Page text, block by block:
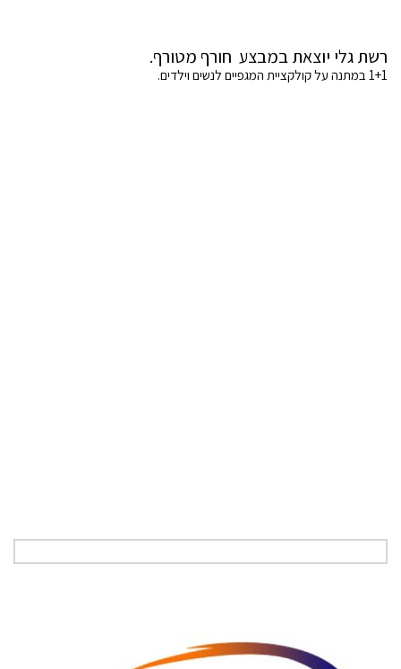
רשת גלי יוצאת במבצע חורף מטורף.
1+1 במתנה על קולקציית המגפיים לנשים וילדים.